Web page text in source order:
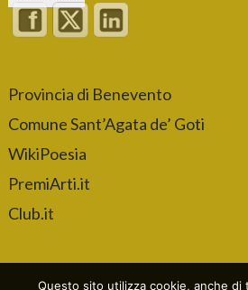
Provincia di Benevento
Comune Sant’Agata de’ Goti
WikiPoesia
PremiArti.it
Club.it
Questo sito utilizza cookie, anche di